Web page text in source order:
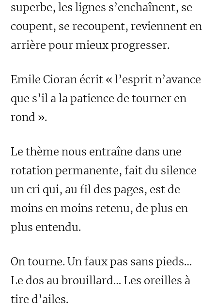
superbe, les lignes s’enchaînent, se
coupent, se recoupent, reviennent en
arrière pour mieux progresser.
Emile Cioran écrit « l’esprit n’avance
que s’il a la patience de tourner en
rond ».
Le thème nous entraîne dans une
rotation permanente, fait du silence
un cri qui, au fil des pages, est de
moins en moins retenu, de plus en
plus entendu.
On tourne. Un faux pas sans pieds…
Le dos au brouillard… Les oreilles à
tire d’ailes.